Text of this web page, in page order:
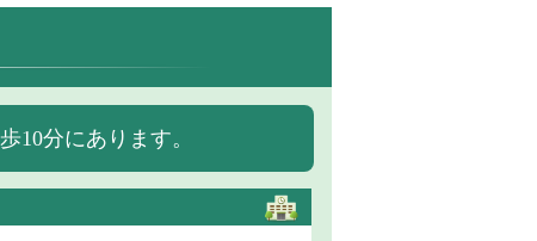
10分にあります。